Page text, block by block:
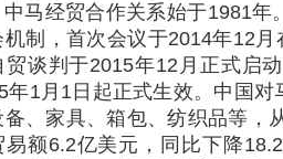
中马经贸合作关系始于1981年
机制，首次会议于2014年12
贸谈判于2015年12月正式启
年1月1日起正式生效。中国
备、家具、箱包、纺织品等，
易额6.2亿美元，同比下降